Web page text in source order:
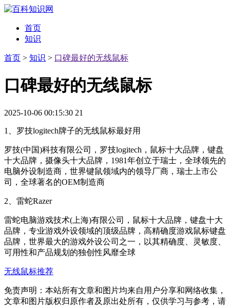
首页
知识
首页 > 知识 > 口碑最好的无线鼠标
口碑最好的无线鼠标
2025-10-06 00:15:30 21
1、罗技logitech牌子的无线鼠标最好用
罗技(中国)科技有限公司，罗技logitech，鼠标十大品牌，键盘
十大品牌，摄像头十大品牌，1981年创立于瑞士，全球领先的
电脑外设制造商，世界键鼠领域内的领导厂商，瑞士上市公
司，全球著名的OEM制造商
2、雷蛇Razer
雷蛇电脑游戏技术(上海)有限公司，鼠标十大品牌，键盘十大
品牌，专业游戏外设领域的顶级品牌，高精确度游戏鼠标键盘
品牌，世界最大的游戏外设公司之一，以其精确度、灵敏度、
可用性和产品规划的独创性风靡全球
无线鼠标推荐
免责声明：本站所有文章和图片均来自用户分享和网络收集，
文章和图片版权归原作者及原出处所有，仅供学习与参考，请